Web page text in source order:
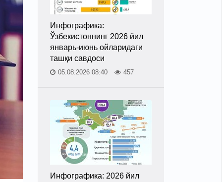
Инфографика:
Ўзбекистоннинг 2026 йил
январь-июнь ойларидаги
ташқи савдоси
05.08.2026 08:40 457
Инфографика: 2026 йил